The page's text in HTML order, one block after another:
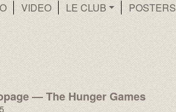
VIDEO LE CLUB POSTERS
— The Hunger Games